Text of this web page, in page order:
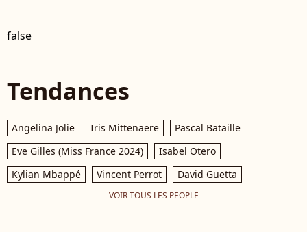
false
Tendances
Angelina Jolie Iris Mittenaere
Pascal Bataille
Eve Gilles (Miss France 2024)
Isabel Otero
Kylian Mbappé
Vincent Perrot David Guetta
VOIR TOUS LES PEOPLE